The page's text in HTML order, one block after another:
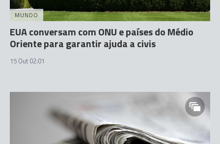
MUNDO
EUA conversam com ONU e países do Médio
Oriente para garantir ajuda a civis
15 Out 02:01